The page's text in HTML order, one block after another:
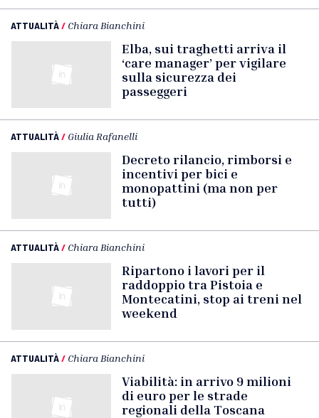
ATTUALITÀ/ Chiara Bianchini
Elba, sui traghetti arriva il
‘care manager’ per vigilare
sulla sicurezza dei
passeggeri
ATTUALITÀ/ Giulia Rafanelli
Decreto rilancio, rimborsi e
incentivi per bici e
monopattini (ma non per
tutti)
ATTUALITÀ/ Chiara Bianchini
Ripartono i lavori per il
raddoppio tra Pistoia e
Montecatini, stop ai treni nel
weekend
ATTUALITÀ/ Chiara Bianchini
Viabilità: in arrivo 9 milioni
di euro per le strade
regionali della Toscana